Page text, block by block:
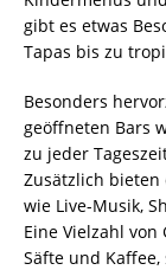
gibt es etwas
Tapas bis zu
Besonders
geöffneten Bars
zu jeder
Zusätzlich bieten
wie Live-Musik,
Eine Vielzahl von
Säfte und